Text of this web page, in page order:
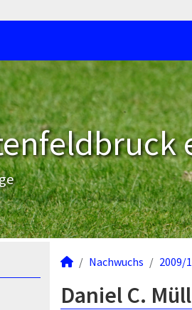
Nachwuchs 2009/
Daniel C.